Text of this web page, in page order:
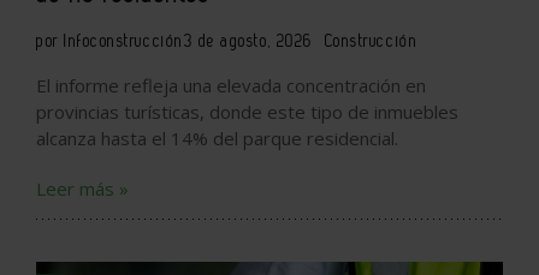
por Infoconstrucción3 de agosto, 2026 Construcción
El informe refleja una elevada concentración en
provincias turísticas, donde este tipo de inmuebles
alcanza hasta el 14% del parque residencial.
Leer más »